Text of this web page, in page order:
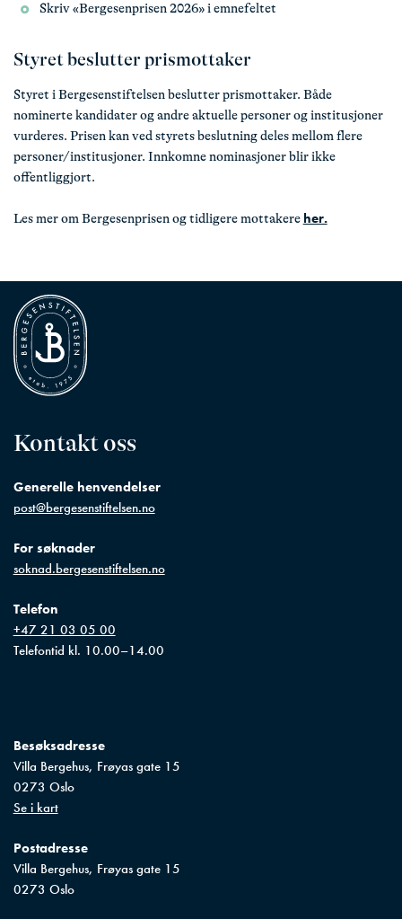
Skriv «Bergesenprisen 2026» i emnefeltet
Styret beslutter prismottaker
Styret i Bergesenstiftelsen beslutter prismottaker. Både
nominerte kandidater og andre aktuelle personer og institusjoner
vurderes. Prisen kan ved styrets beslutning deles mellom flere
personer/institusjoner. Innkomne nominasjoner blir ikke
offentliggjort.
Les mer om Bergesenprisen og tidligere mottakere her.
Kontakt oss
Generelle henvendelser
post@bergesenstiftelsen.no
For søknader
soknad.bergesenstiftelsen.no
Telefon
+47 21 03 05 00
Telefontid kl. 10.00–14.00
Besøksadresse
Villa Bergehus, Frøyas gate 15
0273 Oslo
Se i kart
Postadresse
Villa Bergehus, Frøyas gate 15
0273 Oslo